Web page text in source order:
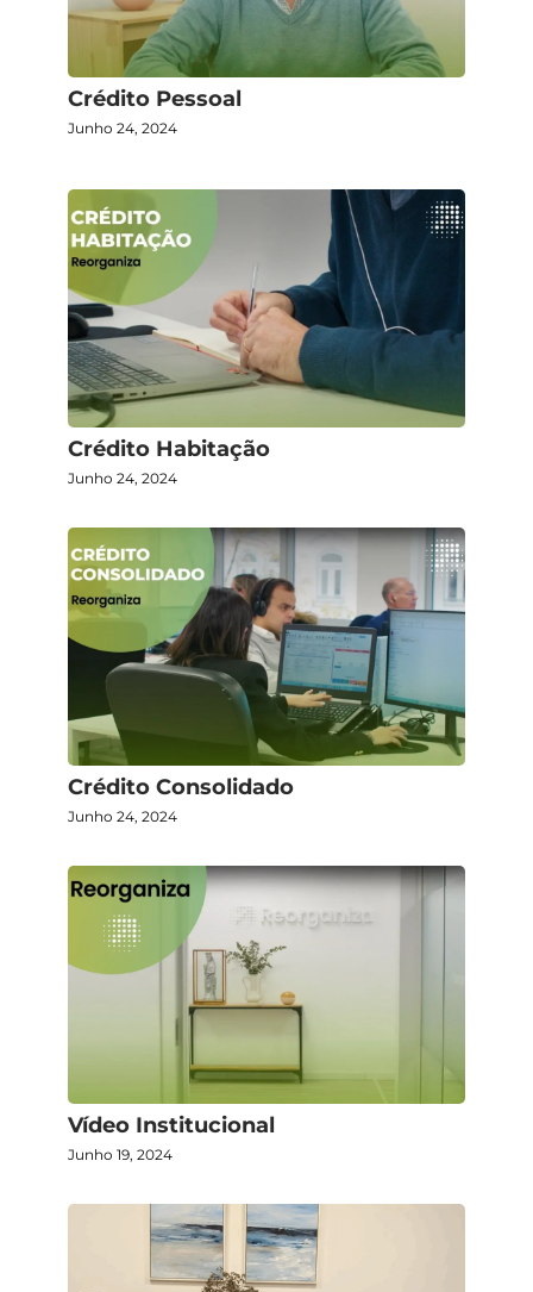
Crédito Pessoal
Junho 24, 2024
Crédito Habitação
Junho 24, 2024
Crédito Consolidado
Junho 24, 2024
Vídeo Institucional
Junho 19, 2024